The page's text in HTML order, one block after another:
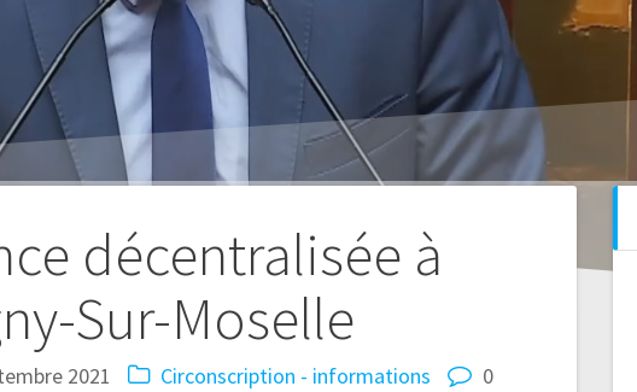
décentralisée à
Sur-Moselle
2021 Circonscription - informations
0